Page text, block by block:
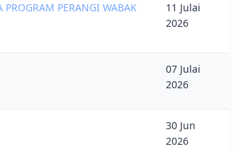
PROGRAM PERANGI WABAK
11 Julai
2026
07 Julai
2026
30 Jun
2026